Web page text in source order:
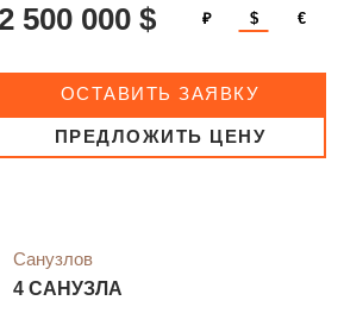
2 500 000 $ ₽ $ €
ОСТАВИТЬ ЗАЯВКУ
ПРЕДЛОЖИТЬ ЦЕНУ
Санузлов
4 САНУЗЛА